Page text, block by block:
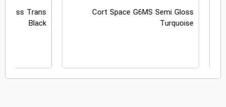
Cort Space G6MS Semi Gloss
Turquoise
Gloss Trans
Black